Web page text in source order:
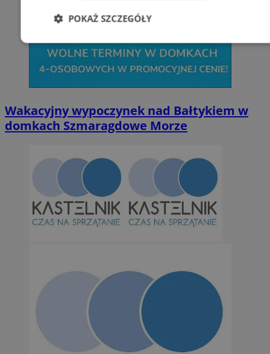
Wakacyjny wypoczynek nad Bałtykiem w
domkach Szmaragdowe Morze
POKAŻ SZCZEGÓŁY
Niezbędne Wydajność
Niesklasyfikowane
Niezbędne Wydajność Targetowanie
Niezbędne pliki cookie umożliwiają korzystanie z podstawowych
takich jak logowanie użytkownika i zarządzanie kontem. Bez
można prawidłowo korzystać ze strony internetowej.
QeSessID
MvSessID